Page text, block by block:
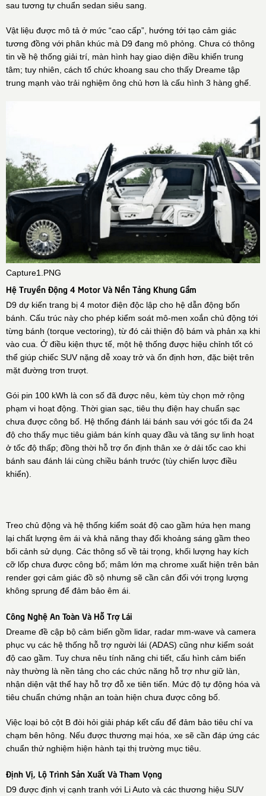
sau tương tự chuẩn sedan siêu sang.
Vật liệu được mô tả ở mức “cao cấp”, hướng tới tạo cảm giác
tương đồng với phân khúc mà D9 đang mô phỏng. Chưa có thông
tin về hệ thống giải trí, màn hình hay giao diện điều khiển trung
tâm; tuy nhiên, cách tổ chức khoang sau cho thấy Dreame tập
trung mạnh vào trải nghiệm ông chủ hơn là cấu hình 3 hàng ghế.
Capture1.PNG
Hệ Truyền Động 4 Motor Và Nền Tảng Khung Gầm
D9 dự kiến trang bị 4 motor điện độc lập cho hệ dẫn động bốn
bánh. Cấu trúc này cho phép kiểm soát mô-men xoắn chủ động tới
từng bánh (torque vectoring), từ đó cải thiện độ bám và phản xạ khi
vào cua. Ở điều kiện thực tế, một hệ thống được hiệu chỉnh tốt có
thể giúp chiếc SUV nặng dễ xoay trở và ổn định hơn, đặc biệt trên
mặt đường trơn trượt.
Gói pin 100 kWh là con số đã được nêu, kèm tùy chọn mở rộng
phạm vi hoạt động. Thời gian sạc, tiêu thụ điện hay chuẩn sạc
chưa được công bố. Hệ thống đánh lái bánh sau với góc tối đa 24
độ cho thấy mục tiêu giảm bán kính quay đầu và tăng sự linh hoạt
ở tốc độ thấp; đồng thời hỗ trợ ổn định thân xe ở dải tốc cao khi
bánh sau đánh lái cùng chiều bánh trước (tùy chiến lược điều
khiển).
Treo chủ động và hệ thống kiểm soát độ cao gầm hứa hẹn mang
lại chất lượng êm ái và khả năng thay đổi khoảng sáng gầm theo
bối cảnh sử dụng. Các thông số về tải trọng, khối lượng hay kích
cỡ lốp chưa được công bố; mâm lớn mạ chrome xuất hiện trên bản
render gợi cảm giác đồ sộ nhưng sẽ cần cân đối với trọng lượng
không sprung để đảm bảo êm ái.
Công Nghệ An Toàn Và Hỗ Trợ Lái
Dreame đề cập bộ cảm biến gồm lidar, radar mm-wave và camera
phục vụ các hệ thống hỗ trợ người lái (ADAS) cũng như kiểm soát
độ cao gầm. Tuy chưa nêu tính năng chi tiết, cấu hình cảm biến
này thường là nền tảng cho các chức năng hỗ trợ như giữ làn,
nhận diện vật thể hay hỗ trợ đỗ xe tiên tiến. Mức độ tự động hóa và
tiêu chuẩn chứng nhận an toàn hiện chưa được công bố.
Việc loại bỏ cột B đòi hỏi giải pháp kết cấu để đảm bảo tiêu chí va
chạm bên hông. Nếu được thương mại hóa, xe sẽ cần đáp ứng các
chuẩn thử nghiệm hiện hành tại thị trường mục tiêu.
Định Vị, Lộ Trình Sản Xuất Và Tham Vọng
D9 được định vị cạnh tranh với Li Auto và các thương hiệu SUV